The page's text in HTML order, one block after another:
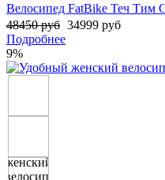
Велосипед FatBike Теч Тим
48450 руб 34999 руб
Подробнее
9%